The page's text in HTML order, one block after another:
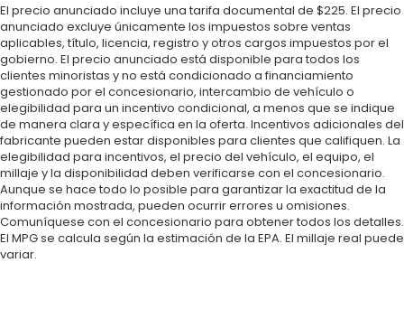
El precio anunciado incluye una tarifa documental de $225. El precio
anunciado excluye únicamente los impuestos sobre ventas
aplicables, título, licencia, registro y otros cargos impuestos por el
gobierno. El precio anunciado está disponible para todos los
clientes minoristas y no está condicionado a financiamiento
gestionado por el concesionario, intercambio de vehículo o
elegibilidad para un incentivo condicional, a menos que se indique
de manera clara y específica en la oferta. Incentivos adicionales del
fabricante pueden estar disponibles para clientes que califiquen. La
elegibilidad para incentivos, el precio del vehículo, el equipo, el
millaje y la disponibilidad deben verificarse con el concesionario.
Aunque se hace todo lo posible para garantizar la exactitud de la
información mostrada, pueden ocurrir errores u omisiones.
Comuníquese con el concesionario para obtener todos los detalles.
El MPG se calcula según la estimación de la EPA. El millaje real puede
variar.